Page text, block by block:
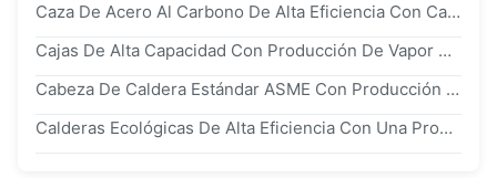
Caza De Acero Al Carbono De Alta Eficiencia Con Cabecera De Manifold Con Producción De Vapor De 20 T/H Y Garantía De 5 Años
Cajas De Alta Capacidad Con Producción De Vapor Máxima De 20 T/H Y 5 Años De Garantía De Componentes Principales
Cabeza De Caldera Estándar ASME Con Producción De Vapor Máxima De 20 T/H Y Garantía De 5 Años Para Los Componentes Principales
Calderas Ecológicas De Alta Eficiencia Con Una Producción De Vapor Máxima De 20 T/H Y Una Garantía De 1 Año